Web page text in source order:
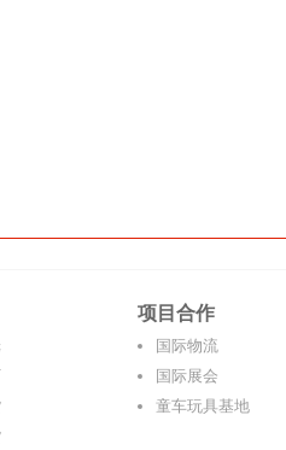
项目合作
国际物流
国际展会
童车玩具基地